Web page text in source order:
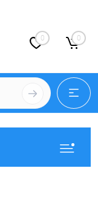
0 0